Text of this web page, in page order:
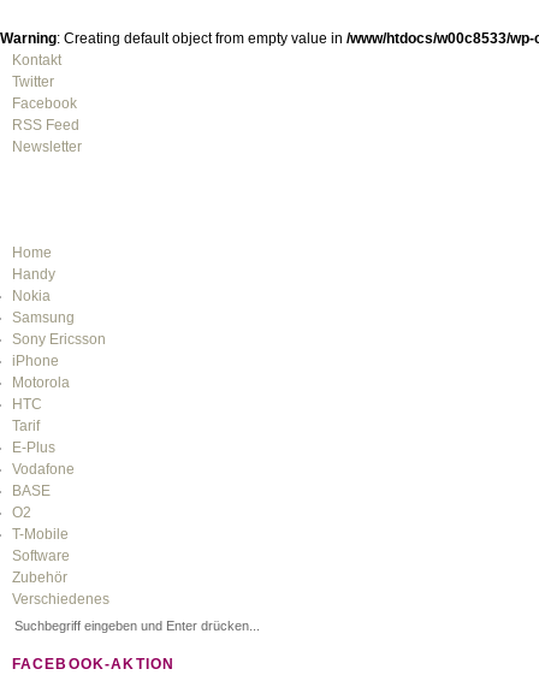
Warning: Creating default object from empty value in /www/htdocs/w00c8533/
Kontakt
Twitter
Facebook
RSS Feed
Newsletter
Home
Handy
Nokia
Samsung
Sony Ericsson
iPhone
Motorola
HTC
Tarif
E-Plus
Vodafone
BASE
O2
T-Mobile
Software
Zubehör
Verschiedenes
FACEBOOK-AKTION